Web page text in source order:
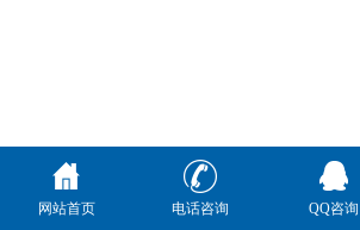
网站首页 电话咨询 QQ咨询